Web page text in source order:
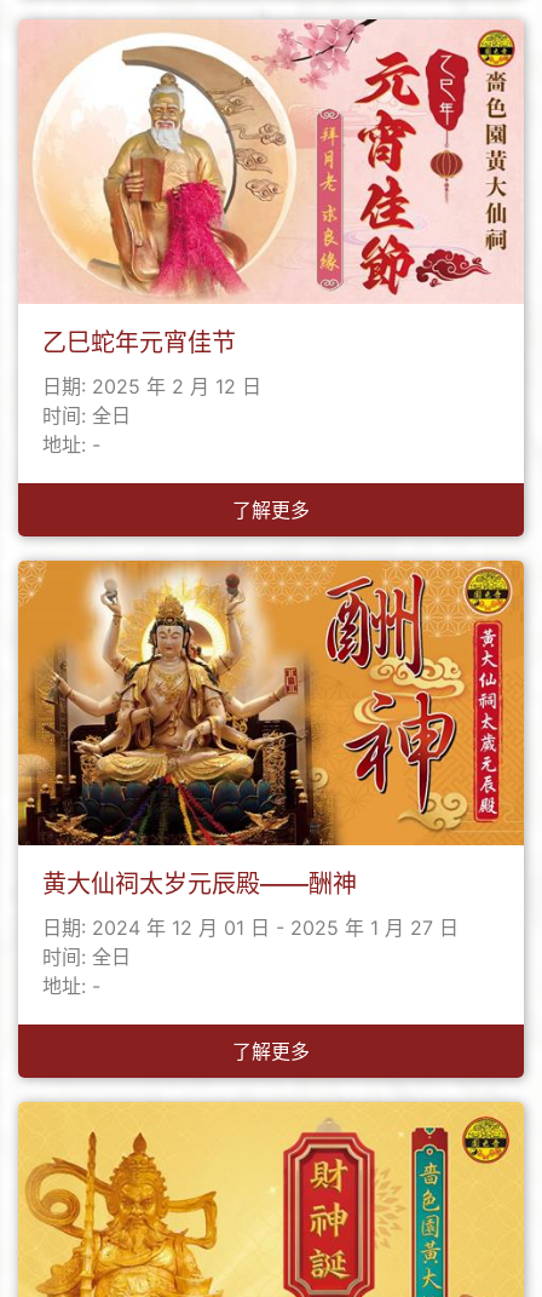
乙巳蛇年元宵佳节
日期: 2025 年 2 月 12 日
时间: 全日
地址: -
了解更多
黄大仙祠太岁元辰殿——酬神
日期: 2024 年 12 月 01 日 - 2025 年 1 月 27 日
时间: 全日
地址: -
了解更多